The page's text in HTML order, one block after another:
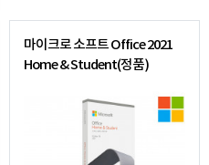
마이크로 소프트 Office 2021
Home & Student(정품)